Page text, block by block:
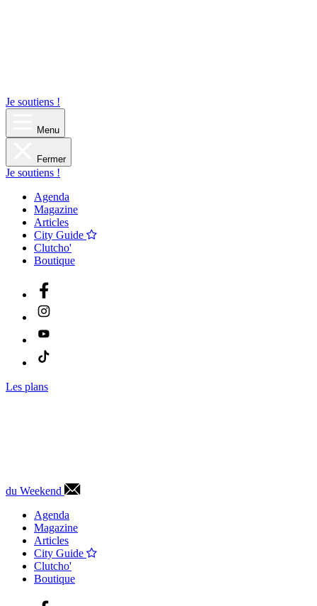
Je soutiens !
Menu
Fermer
Je soutiens !
Agenda
Magazine
Articles
City Guide
Clutcho'
Boutique
Les plans
du Weekend
Agenda
Magazine
Articles
City Guide
Clutcho'
Boutique